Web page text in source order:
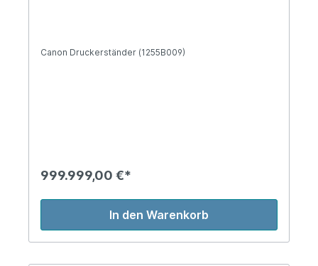
Canon Druckerständer (1255B009)
999.999,00 €*
In den Warenkorb